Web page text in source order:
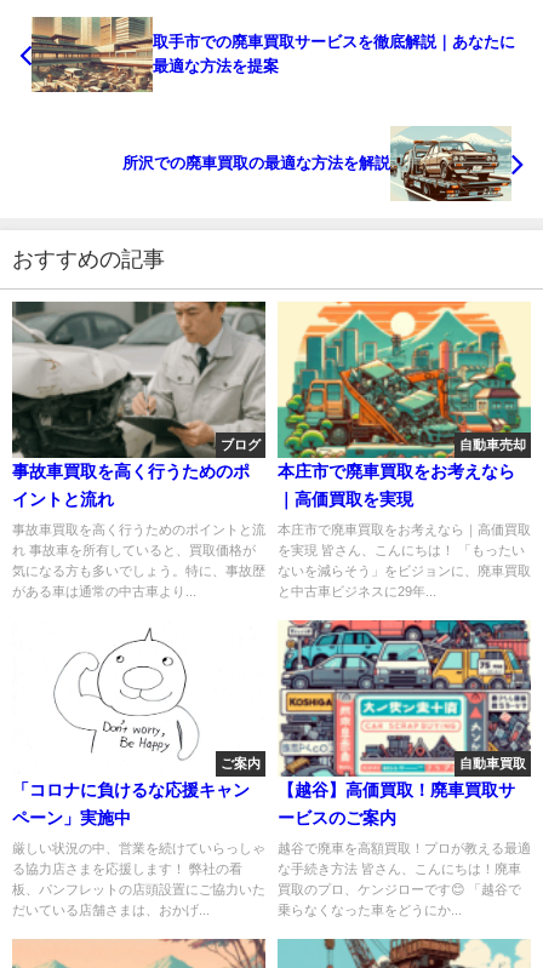
取手市での廃車買取サービスを徹底解説｜あなたに
最適な方法を提案
所沢での廃車買取の最適な方法を解説
おすすめの記事
ブログ
事故車買取を高く行うためのポ
イントと流れ
事故車買取を高く行うためのポイントと流
れ 事故車を所有していると、買取価格が
気になる方も多いでしょう。特に、事故歴
がある車は通常の中古車より...
自動車売却
本庄市で廃車買取をお考えなら
｜高価買取を実現
本庄市で廃車買取をお考えなら｜高価買取
を実現 皆さん、こんにちは！ 「もったい
ないを減らそう」をビジョンに、廃車買取
と中古車ビジネスに29年...
ご案内
「コロナに負けるな応援キャン
ペーン」実施中
厳しい状況の中、営業を続けていらっしゃ
る協力店さまを応援します！ 弊社の看
板、パンフレットの店頭設置にご協力いた
だいている店舗さまは、おかげ...
自動車買取
【越谷】高価買取！廃車買取サ
ービスのご案内
越谷で廃車を高額買取！プロが教える最適
な手続き方法 皆さん、こんにちは！廃車
買取のプロ、ケンジローです😊 「越谷で
乗らなくなった車をどうにか...